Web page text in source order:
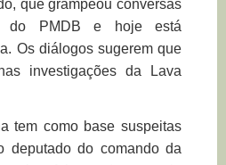
que grampeou conversas
do PMDB e hoje está
Os diálogos sugerem que
investigações da Lava
tem como base suspeitas
deputado do comando da